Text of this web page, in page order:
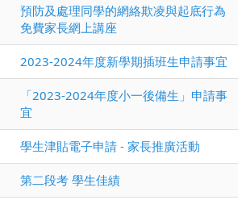
預防及處理同學的網絡欺凌與起底行為
免費家長網上講座
2023-2024年度新學期插班生申請事宜
「2023-2024年度小一後備生」申請事
宜
學生津貼電子申請 - 家長推廣活動
第二段考 學生佳績